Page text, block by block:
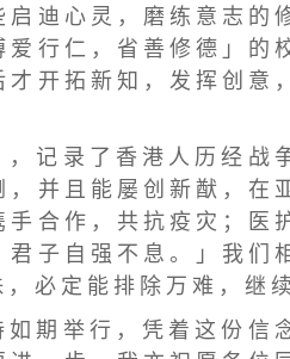
迪 心 灵 ， 磨 练 意 志 的
行 仁 ， 省 善 修 德 」 的
开 拓 新 知 ， 发 挥 创 意
记 录 了 香 港 人 历 经 战
并 且 能 屡 创 新 猷 ， 在
合 作 ， 共 抗 疫 灾 ； 医
子 自 强 不 息 。 」 我 们
必 定 能 排 除 万 难 ， 继 续
期 举 行 ， 凭 着 这 份 信